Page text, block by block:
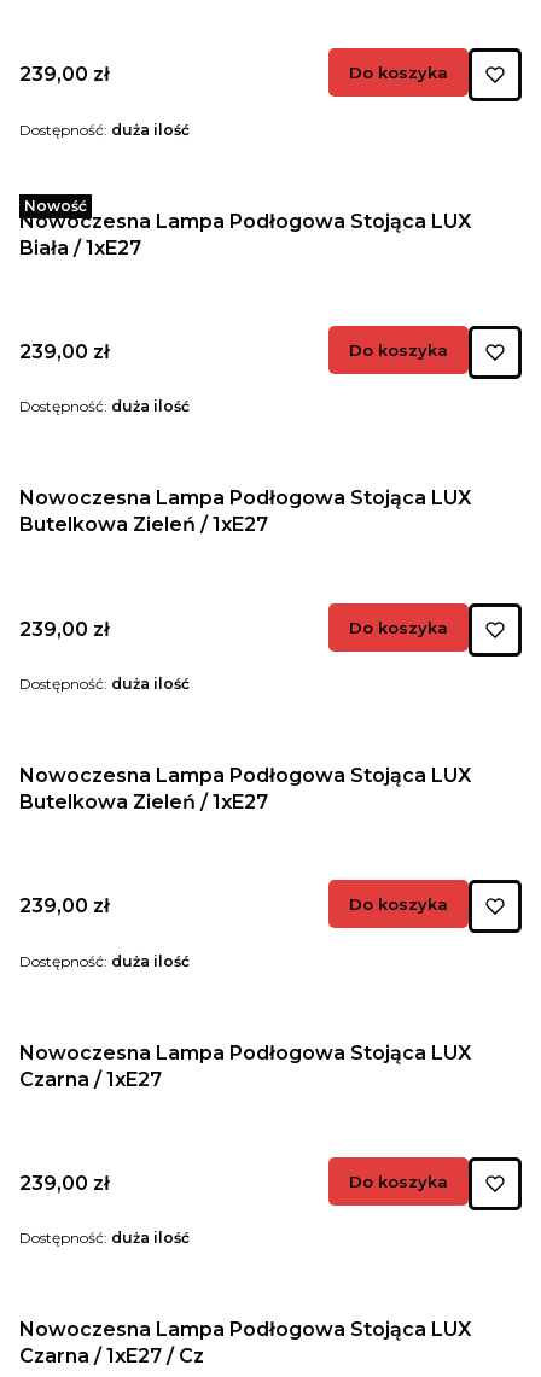
Cena
239,00 zł Do koszyka
Dostępność: duża ilość
Nowość
Nowoczesna Lampa Podłogowa Stojąca LUX
Biała / 1xE27
Cena
239,00 zł Do koszyka
Dostępność: duża ilość
Nowoczesna Lampa Podłogowa Stojąca LUX
Butelkowa Zieleń / 1xE27
Cena
239,00 zł Do koszyka
Dostępność: duża ilość
Nowoczesna Lampa Podłogowa Stojąca LUX
Butelkowa Zieleń / 1xE27
Cena
239,00 zł Do koszyka
Dostępność: duża ilość
Nowoczesna Lampa Podłogowa Stojąca LUX
Czarna / 1xE27
Cena
239,00 zł Do koszyka
Dostępność: duża ilość
Nowoczesna Lampa Podłogowa Stojąca LUX
Czarna / 1xE27 / Cz